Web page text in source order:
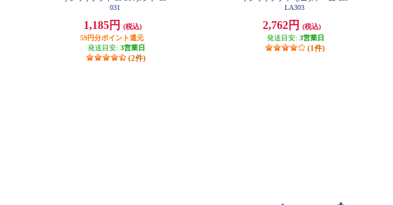
031
1,185円
(税込)
59円分ポイント還元
発送目安: 3営業日
(2件)
LA303
2,762円
(税込)
発送目安: 3営業日
(1件)